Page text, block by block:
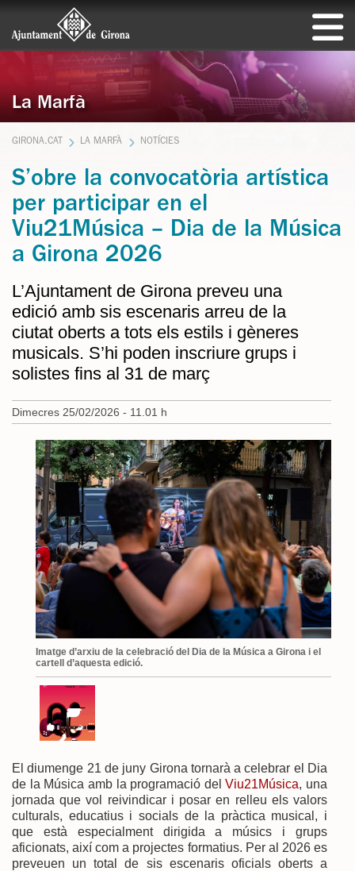
La Marfà
GIRONA.CAT LA MARFÀ NOTÍCIES
S’obre la convocatòria artística
per participar en el
Viu21Música – Dia de la Música
a Girona 2026
L’Ajuntament de Girona preveu una
edició amb sis escenaris arreu de la
ciutat oberts a tots els estils i gèneres
musicals. S’hi poden inscriure grups i
solistes fins al 31 de març
Dimecres 25/02/2026 - 11.01 h
Imatge d’arxiu de la celebració del Dia de la Música a Girona i el
cartell d’aquesta edició.
El diumenge 21 de juny Girona tornarà a celebrar el Dia
de la Música amb la programació delViu21Música, una
jornada que vol reivindicar i posar en relleu els valors
culturals, educatius i socials de la pràctica musical, i
que està especialment dirigida a músics i grups
aficionats, així com a projectes formatius. Per al 2026 es
preveuen un total de sis escenaris oficials oberts a